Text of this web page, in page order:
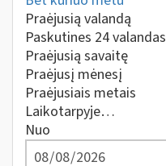
Praėjusią valandą
Paskutines 24 valandas
Praėjusią savaitę
Praėjusį mėnesį
Praėjusiais metais
Laikotarpyje…
Nuo